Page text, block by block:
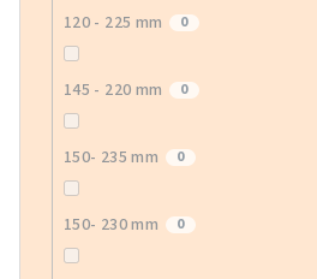
120 - 225 mm 0
145 - 220 mm 0
150- 235 mm 0
150- 230 mm 0